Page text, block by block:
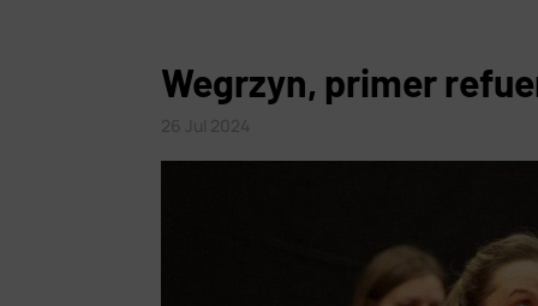
Wegrzyn, primer